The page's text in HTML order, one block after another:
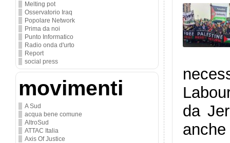
Melting pot
Osservatorio Iraq
Popolare Network
Prima da noi
Punto Informatico
Radio onda d'urto
Report
social press
movimenti
A Sud
acqua bene comune
AltroSud
ATTAC Italia
Axis Of Justice
da